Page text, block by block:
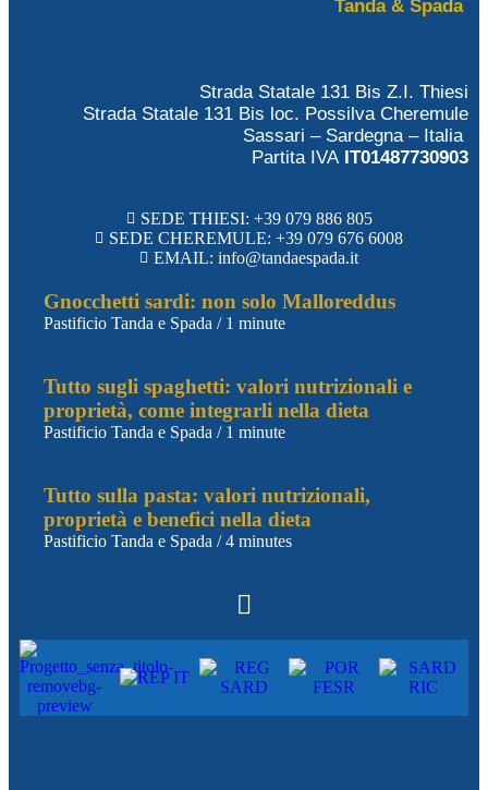
Tanda & Spada
Strada Statale 131 Bis Z.I. Thiesi
Strada Statale 131 Bis loc. Possilva Cheremule
Sassari – Sardegna – Italia
Partita IVA IT01487730903
SEDE THIESI: +39 079 886 805
SEDE CHEREMULE: +39 079 676 6008
EMAIL: info@tandaespada.it
Gnocchetti sardi: non solo Malloreddus
Pastificio Tanda e Spada / 1 minute
Tutto sugli spaghetti: valori nutrizionali e
proprietà, come integrarli nella dieta
Pastificio Tanda e Spada / 1 minute
Tutto sulla pasta: valori nutrizionali,
proprietà e benefici nella dieta
Pastificio Tanda e Spada / 4 minutes